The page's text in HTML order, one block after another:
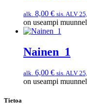
alk. 8,00 € sis. ALV
on useampi
Nainen_1
alk. 6,00 € sis. ALV
on useampi
Tietoa